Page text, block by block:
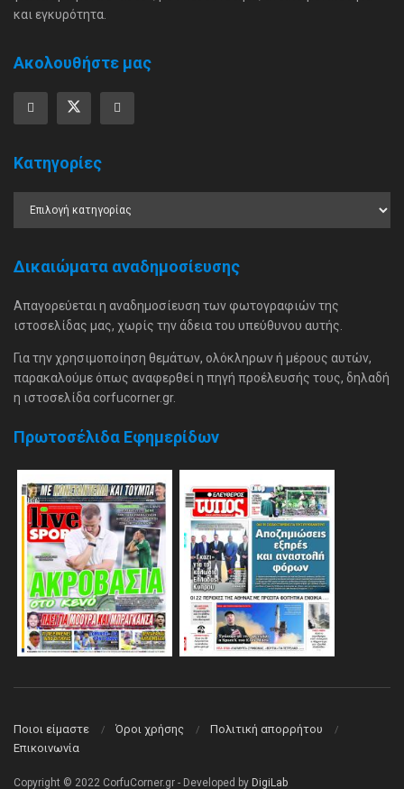
και εγκυρότητα.
Ακολουθήστε μας
Κατηγορίες
Δικαιώματα αναδημοσίευσης
Απαγορεύεται η αναδημοσίευση των φωτογραφιών της
ιστοσελίδας μας, χωρίς την άδεια του υπεύθυνου αυτής.
Για την χρησιμοποίηση θεμάτων, ολόκληρων ή μέρους αυτών,
παρακαλούμε όπως αναφερθεί η πηγή προέλευσής τους, δηλαδή
η ιστοσελίδα corfucorner.gr.
Πρωτοσέλιδα Εφημερίδων
Ποιοι είμαστε Όροι χρήσης
Πολιτική απορρήτου
Επικοινωνία
Copyright © 2022 CorfuCorner.gr - Developed by DigiLab